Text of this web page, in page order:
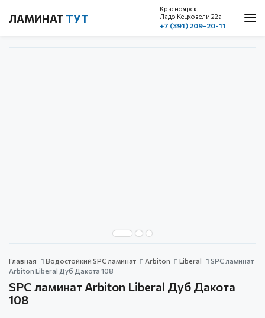
ЛАМИНАТ ТУТ
Красноярск,
Ладо Кецховели 22a
+7 (391) 209-20-11
Главная
Водостойкий SPC ламинат Arbiton Liberal
SPC ламинат
Arbiton Liberal Дуб Дакота 108
SPC ламинат Arbiton Liberal Дуб Дакота
108